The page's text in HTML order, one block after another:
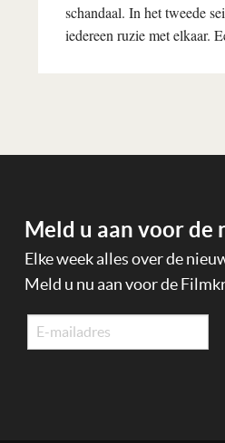
schandaal. In het tweede
iedereen ruzie met elkaar.
Meld u aan voor de
Elke week alles over de
Meld u nu aan voor de